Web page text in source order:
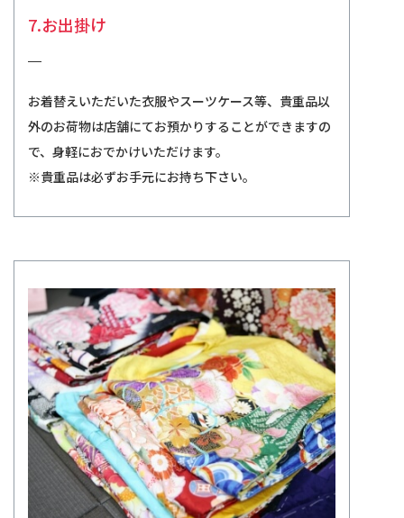
7.お出掛け
お着替えいただいた衣服やスーツケース等、貴重品以
外のお荷物は店舗にてお預かりすることができますの
で、身軽におでかけいただけます。
※貴重品は必ずお手元にお持ち下さい。